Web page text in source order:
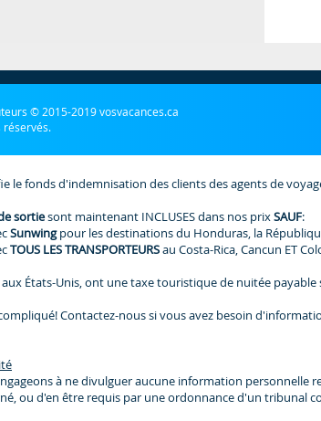
© 2015-2019 vosvacances.ca
réservés.
le fonds d'indemnisation des clients des agents de
sortiesont maintenant INCLUSES dans nos prixSAUF:
Sunwingpour les destinations du Honduras, la
TOUS LES TRANSPORTEURSau Costa-Rica, Cancun ET
États-Unis, ont une taxe touristique de nuitée
Contactez-nous si vous avez besoin
à ne divulguer aucune information personnelle
ou d'en être requis par une ordonnance d'un tribunal